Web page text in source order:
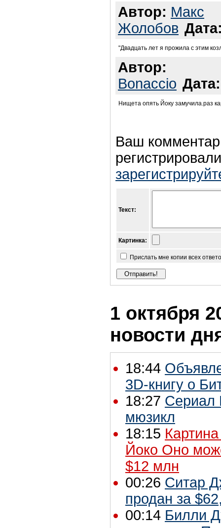
Автор: Макс
Жолобов
"Двадцать лет я прожила с этим
Автор:
Bonaccio Дата:
Нищета опять Йоку замучила.раз
Ваш
Текст:
Картинка:
Прислать мне копии всех
1 октября
новости
18:44
3D-книгу о
18:27 Сериал
мюзикл
18:15
Йоко Оно
$12 млн
00:26 Ситар
продан за
00:14 Билли